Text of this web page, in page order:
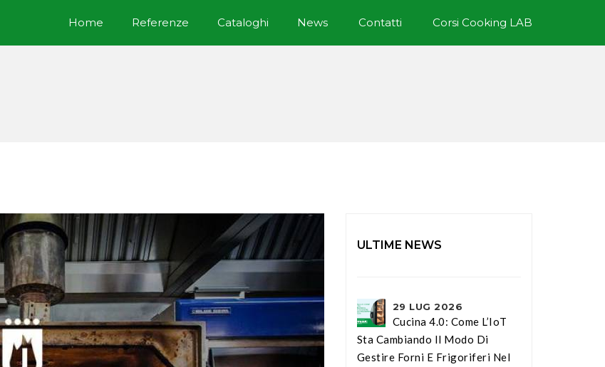
Home Referenze Cataloghi News Contatti Corsi Cooking LAB
ULTIME NEWS
29 LUG 2026
Cucina 4.0: Come L’IoT
Sta Cambiando Il Modo Di
Gestire Forni E Frigoriferi Nel